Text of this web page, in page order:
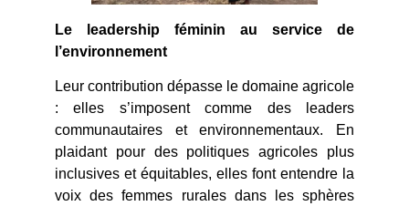
Le leadership féminin au service de
l’environnement
Leur contribution dépasse le domaine agricole
: elles s’imposent comme des leaders
communautaires et environnementaux. En
plaidant pour des politiques agricoles plus
inclusives et équitables, elles font entendre la
voix des femmes rurales dans les sphères